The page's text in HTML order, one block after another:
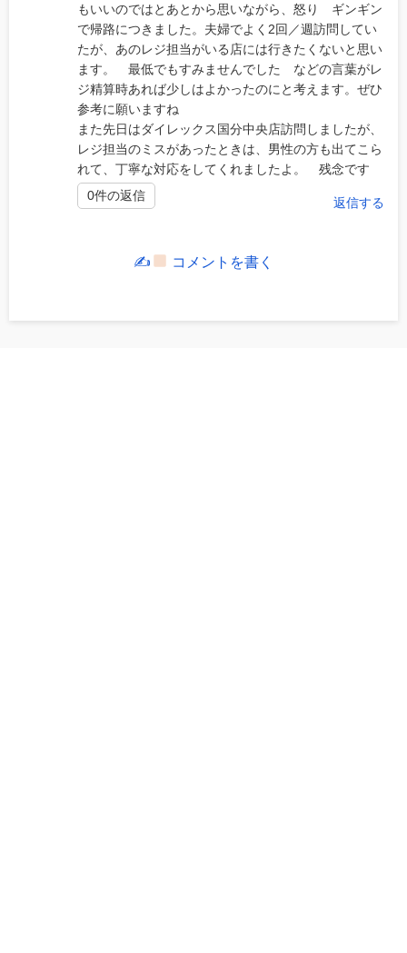
もいいのではとあとから思いながら、怒り ギンギン
で帰路につきました。夫婦でよく2回／週訪問してい
たが、あのレジ担当がいる店には行きたくないと思い
ます。 最低でもすみませんでした などの言葉がレ
ジ精算時あれば少しはよかったのにと考えます。ぜひ
参考に願いますね
また先日はダイレックス国分中央店訪問しましたが、
レジ担当のミスがあったときは、男性の方も出てこら
れて、丁寧な対応をしてくれましたよ。 残念です
返信する
0件の返信
✍ コメントを書く